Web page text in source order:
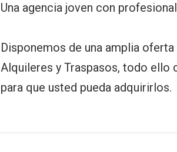
Una agencia joven con
Disponemos de una amplia
Alquileres y Traspasos, todo ello
para que usted pueda adquirirlos.